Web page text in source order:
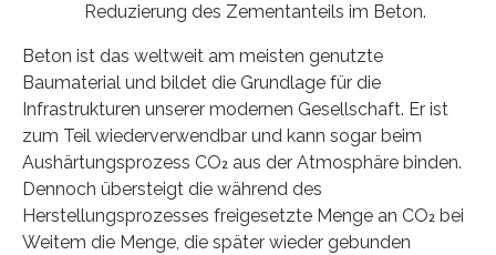
Reduzierung des Zementanteils im Beton.
Beton ist das weltweit am meisten genutzte
Baumaterial und bildet die Grundlage für die
Infrastrukturen unserer modernen Gesellschaft. Er ist
zum Teil wiederverwendbar und kann sogar beim
Aushärtungsprozess CO₂ aus der Atmosphäre binden.
Dennoch übersteigt die während des
Herstellungsprozesses freigesetzte Menge an CO₂ bei
Weitem die Menge, die später wieder gebunden